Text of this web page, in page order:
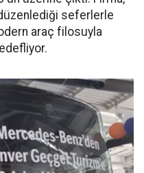
seferlerle
araç filosuyla